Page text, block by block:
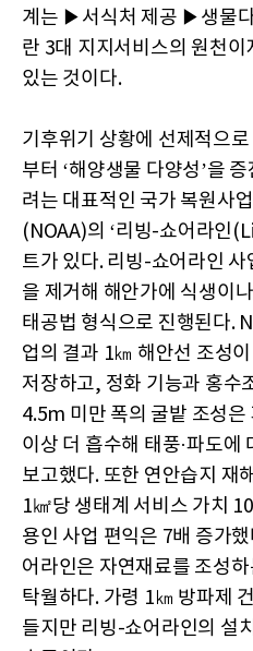
계는 ▶서식처 제공 ▶생물
란 3대 지지서비스의 원천
있는 것이다.
기후위기 상황에 선제적으
부터 ‘해양생물 다양성’을
려는 대표적인 국가 복원사
(NOAA)의 ‘리빙-쇼어라인
트가 있다. 리빙-쇼어라인
을 제거해 해안가에 식생이
태공법 형식으로 진행된다.
업의 결과 1㎞ 해안선 조성
저장하고, 정화 기능과 홍수
4.5m 미만 폭의 굴밭 조성
이상 더 흡수해 태풍·파도에
보고했다. 또한 연안습지 재
1㎢당 생태계 서비스 가치
용인 사업 편익은 7배 증가
어라인은 자연재료를 조성
탁월하다. 가령 1㎞ 방파제
들지만 리빙-쇼어라인의 설